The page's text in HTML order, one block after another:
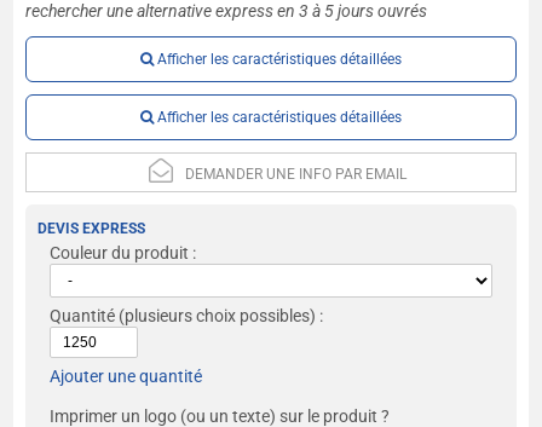
rechercher une alternative express en 3 à 5 jours ouvrés
Afficher les caractéristiques détaillées
Afficher les caractéristiques détaillées
DEMANDER UNE INFO PAR EMAIL
DEVIS EXPRESS
Couleur du produit :
Quantité (plusieurs choix possibles) :
Ajouter une quantité
Imprimer un logo (ou un texte) sur le produit ?